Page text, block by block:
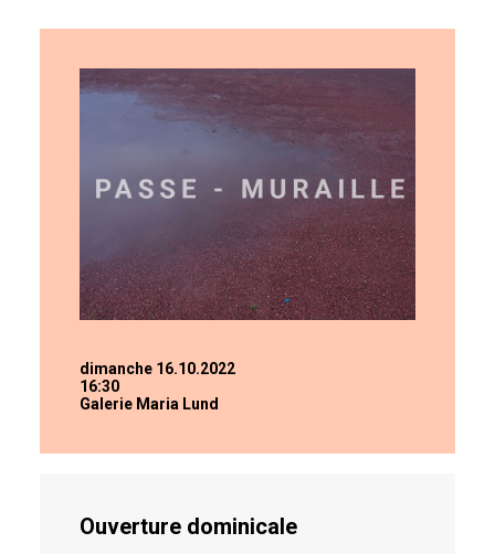
dimanche 16.10.2022
16:30
Galerie Maria Lund
Ouverture dominicale